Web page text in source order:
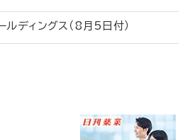
ールディングス（8月5日付）